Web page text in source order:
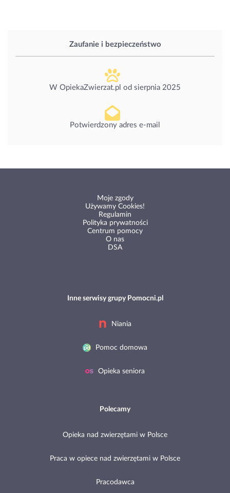
Zaufanie i bezpieczeństwo
W OpiekaZwierzat.pl od sierpnia 2025
Potwierdzony adres e-mail
Moje zgody
Używamy Cookies!
Regulamin
Polityka prywatności
Centrum pomocy
O nas
DSA
Inne serwisy grupy Pomocni.pl
Niania
Pomoc domowa
Opieka seniora
Polecamy
Opieka nad zwierzętami w Polsce
Praca w opiece nad zwierzętami w Polsce
Pracodawca